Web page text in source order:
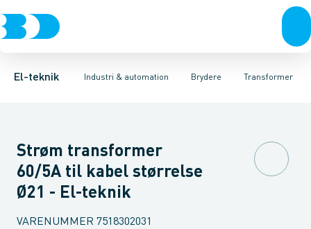
El-teknik Industri & automation
Afbrydere, stikkontakter & lampeudtagForgreningsmateriel
Brydere
Industristiksystemer Frekvensomformere og softstartere
Transformer
Motorbetjening for effektafbryder Ombygningssæt til
Strøm transformer
60/5A til kabel størrelse
Ø21 - El-teknik
VARENUMMER 7518302031